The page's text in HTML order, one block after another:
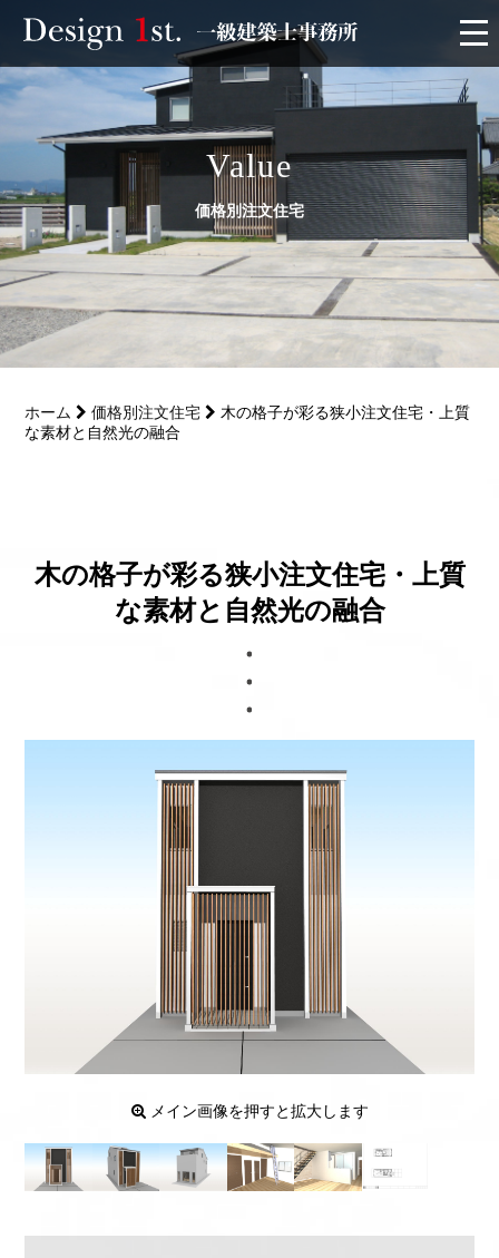
モニター
施工実績・施工事例
リフォーム
サービス
Value
価格別注文住宅
ホーム 価格別注文住宅
木の格子が彩る狭小注文住宅・上質
な素材と自然光の融合
木の格子が彩る狭小注文住宅・上質
な素材と自然光の融合
メイン画像を押すと拡大します